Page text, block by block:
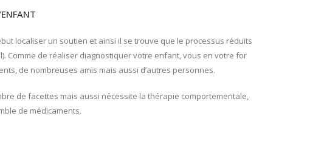
localiser un soutien et ainsi il se trouve que le processus réduits
Comme de réaliser diagnostiquer votre enfant, vous en votre for
de nombreuses amis mais aussi d’autres personnes.
de facettes mais aussi nécessite la thérapie comportementale,
de médicaments.